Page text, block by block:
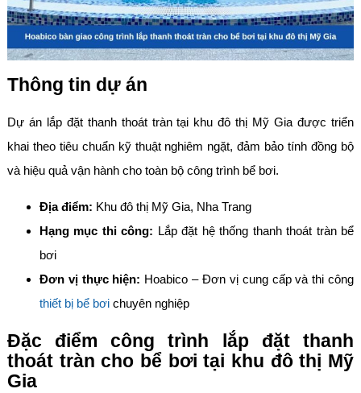
Thông tin dự án
Dự án lắp đặt thanh thoát tràn tại khu đô thị Mỹ Gia được triển
khai theo tiêu chuẩn kỹ thuật nghiêm ngặt, đảm bảo tính đồng bộ
và hiệu quả vận hành cho toàn bộ công trình bể bơi.
Địa điểm: Khu đô thị Mỹ Gia, Nha Trang
Hạng mục thi công: Lắp đặt hệ thống thanh thoát tràn bể
bơi
Đơn vị thực hiện: Hoabico – Đơn vị cung cấp và thi công
thiết bị bể bơichuyên nghiệp
Đặc điểm công trình lắp đặt thanh
thoát tràn cho bể bơi tại khu đô thị Mỹ
Gia